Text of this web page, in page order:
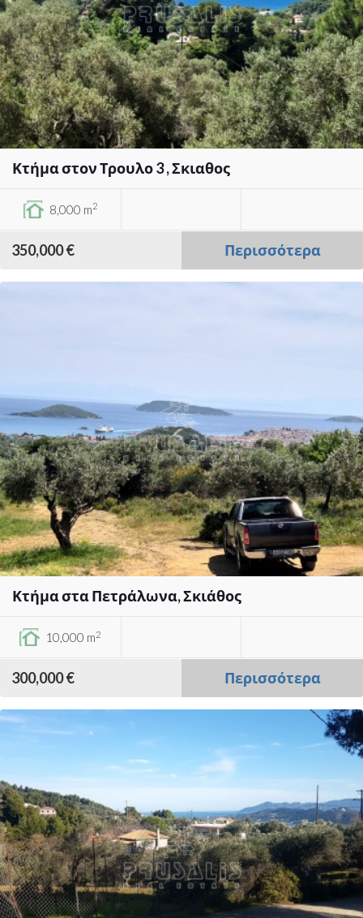
Κτήμα στον Τρουλο 3 , Σκιαθος
8,000 m2
350,000 € Περισσότερα
Κτήμα στα Πετράλωνα, Σκιάθος
10,000 m2
300,000 € Περισσότερα